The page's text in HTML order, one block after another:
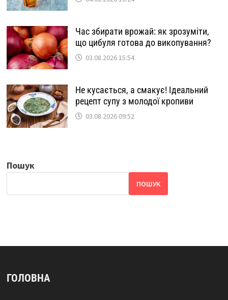
Час збирати врожай: як зрозуміти,
що цибуля готова до викопування?
03.08.2026 15:54
Не кусається, а смакує! Ідеальний
рецепт супу з молодої кропиви
03.08.2026 09:52
Пошук
ПОШУК
ГОЛОВНА